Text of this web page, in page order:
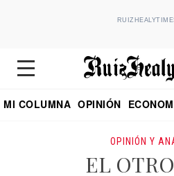
MI COLUMNA OPINIÓN
OPINIÓN Y
EL